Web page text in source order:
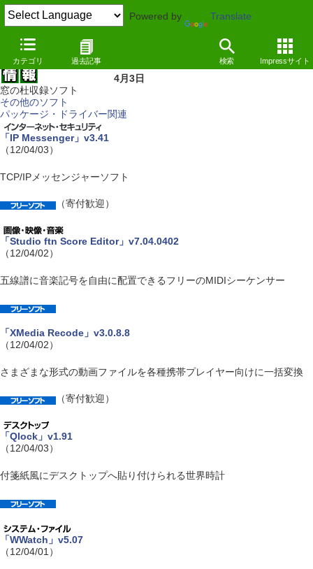
Powered by Translate
カテゴリ 過去記事 検索 Impressサイト
4月3日
窓の杜収録ソフト
その他のソフト
パッケージ・ドライバー関連
「IP Messenger」v3.41
（12/04/03）
TCP/IPメッセンジャーソフト
（寄付歓迎）
「Studio ftn Score Editor」v7.04.0402
（12/04/02）
五線譜に音楽記号を自由に配置できるフリーのMIDIシーケンサー
「XMedia Recode」v3.0.8.8
（12/04/02）
さまざまな形式の動画ファイルを各種携帯プレイヤー向けに一括変換
（寄付歓迎）
「Qlock」v1.91
（12/04/03）
付箋紙風にデスクトップへ貼り付けられる世界時計
「WWatch」v5.07
（12/04/01）